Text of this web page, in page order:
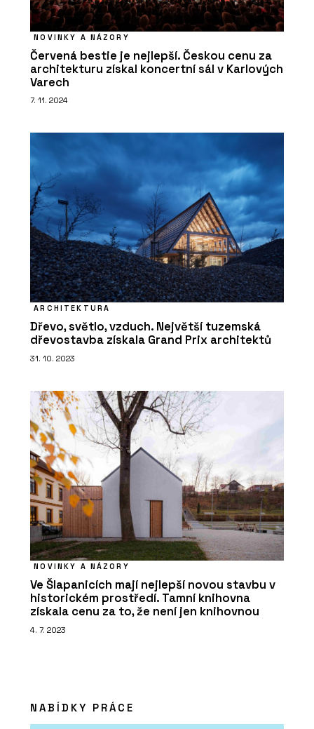
NOVINKY A NÁZORY
Červená bestie je nejlepší. Českou cenu za
architekturu získal koncertní sál v Karlových
Varech
7. 11. 2024
ARCHITEKTURA
Dřevo, světlo, vzduch. Největší tuzemská
dřevostavba získala Grand Prix architektů
31. 10. 2023
NOVINKY A NÁZORY
Ve Šlapanicích mají nejlepší novou stavbu v
historickém prostředí. Tamní knihovna
získala cenu za to, že není jen knihovnou
4. 7. 2023
NABÍDKY PRÁCE